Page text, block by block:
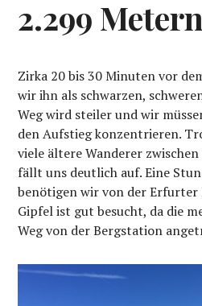
2.299
Zirka 20 bis 30 Minuten vor
wir ihn als schwarzen,
Weg wird steiler und wir
den Aufstieg konzentrieren.
viele ältere Wanderer
fällt uns deutlich auf. Eine
benötigen wir von der Erfurter
Gipfel ist gut besucht, da die
Weg von der Bergstation